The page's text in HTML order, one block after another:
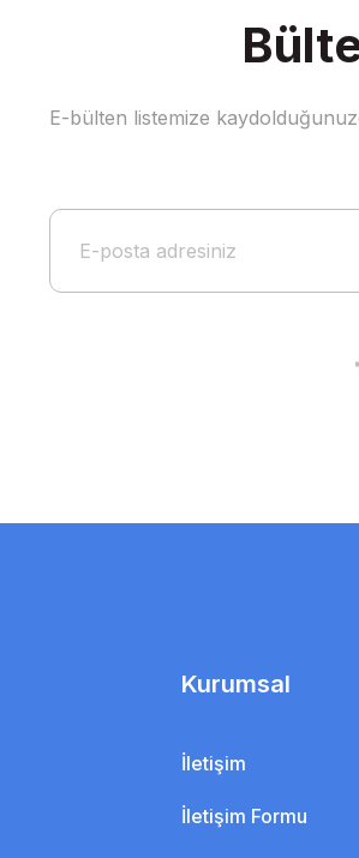
E-bülten listemize
Kurumsal
İletişim
İletişim Formu